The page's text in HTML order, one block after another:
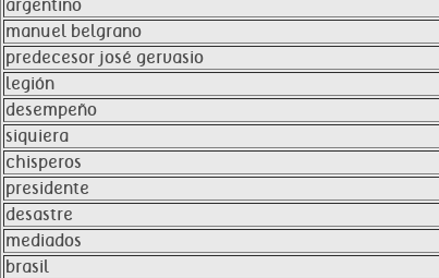
argentino
manuel belgrano
predecesor josé gervasio
legión
desempeño
siquiera
chisperos
presidente
desastre
mediados
brasil